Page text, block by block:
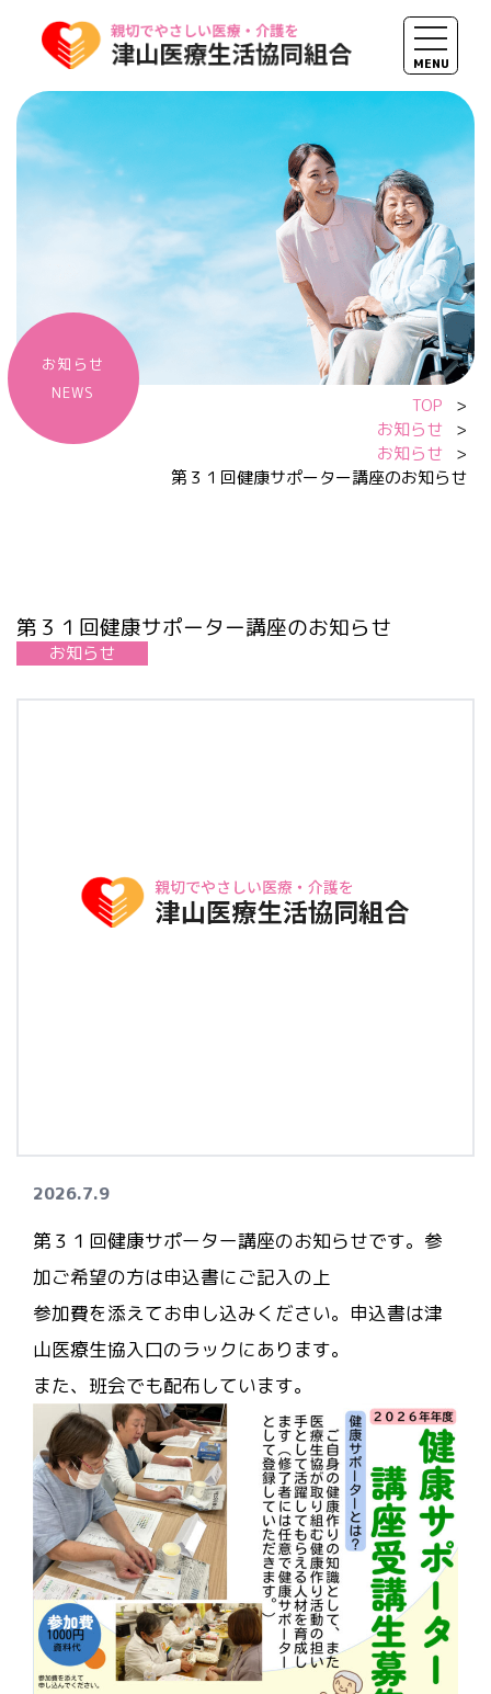
内容をスキップ
toggle
MENU
お知らせ
NEWS
TOP
>
お知らせ
>
お知らせ
>
第３１回健康サポーター講座のお知らせ
第３１回健康サポーター講座のお知らせ
お知らせ
2026.7.9
第３１回健康サポーター講座のお知らせです。参
加ご希望の方は申込書にご記入の上
参加費を添えてお申し込みください。申込書は津
山医療生協入口のラックにあります。
また、班会でも配布しています。